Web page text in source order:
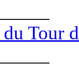
du Tour